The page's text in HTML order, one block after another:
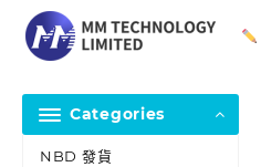
Categories
NBD 發貨